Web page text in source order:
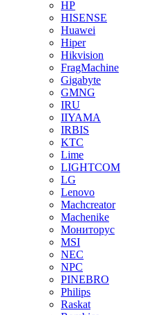
HP
HISENSE
Huawei
Hiper
Hikvision
FragMachine
Gigabyte
GMNG
IRU
IIYAMA
IRBIS
KTC
Lime
LIGHTCOM
LG
Lenovo
Machcreator
Machenike
Мониторус
MSI
NEC
NPC
PINEBRO
Philips
Raskat